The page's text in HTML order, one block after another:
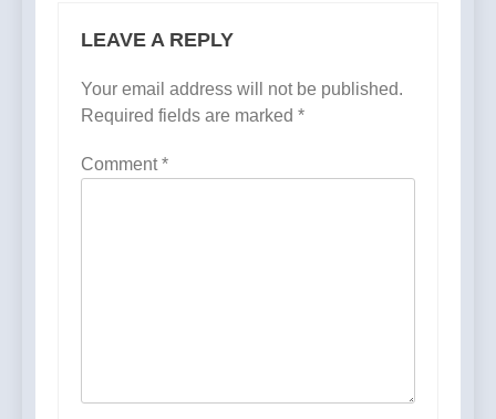
LEAVE A REPLY
Your email address will not be published.
Required fields are marked *
Comment*